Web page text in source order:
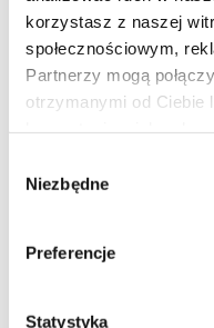
korzystasz z naszej
społecznościowym,
Partnerzy mogą
otrzymanymi od Ciebie
zgody
Niezbędne
Preferencje
Statystyka
falę spekulacji po tym, jak
zaczyna mówić w
spekulacje o kontakcie z
prawdopodobnie jest
możliwe, rozumie ten język